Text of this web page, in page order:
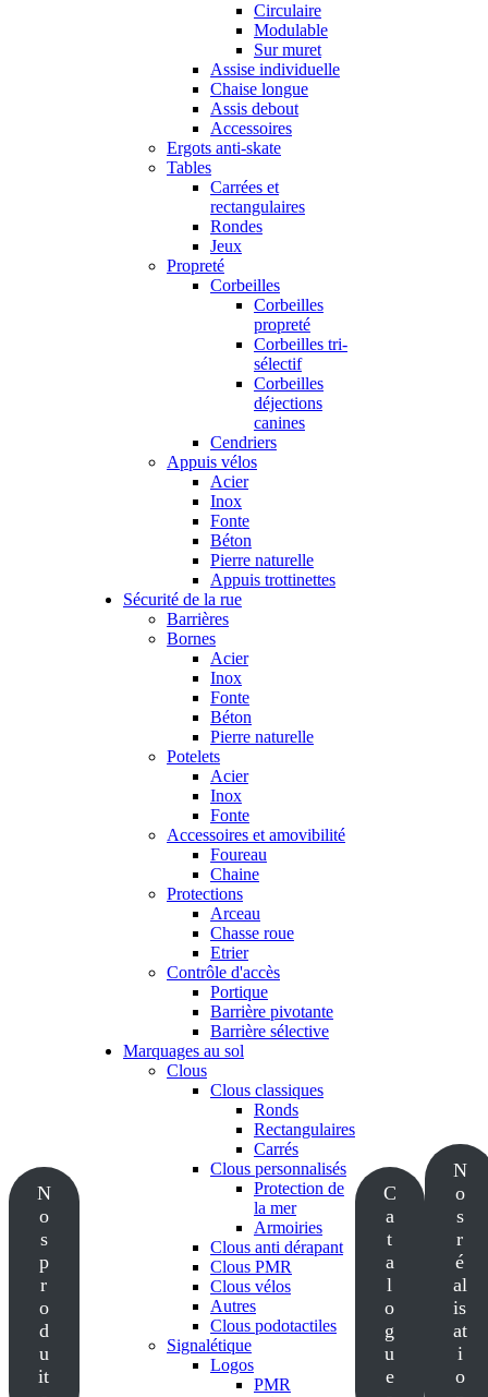
N
o
s
p
r
o
d
u
it
Circulaire
Modulable
Sur muret
Assise individuelle
Chaise longue
Assis debout
Accessoires
Ergots anti-skate
Tables
Carrées et
rectangulaires
Rondes
Jeux
Propreté
Corbeilles
Corbeilles
propreté
Corbeilles tri-
sélectif
Corbeilles
déjections
canines
Cendriers
Appuis vélos
Acier
Inox
Fonte
Béton
Pierre naturelle
Appuis trottinettes
Sécurité de la rue
Barrières
Bornes
Acier
Inox
Fonte
Béton
Pierre naturelle
Potelets
Acier
Inox
Fonte
Accessoires et amovibilité
Foureau
Chaine
Protections
Arceau
Chasse roue
Etrier
Contrôle d'accès
Portique
Barrière pivotante
Barrière sélective
Marquages au sol
Clous
Clous classiques
Ronds
Rectangulaires
Carrés
Clous personnalisés
Protection de
la mer
Armoiries
Clous anti dérapant
Clous PMR
Clous vélos
Autres
Clous podotactiles
Signalétique
Logos
PMR
C
a
t
a
l
o
g
u
e
N
o
s
r
é
al
is
at
i
o